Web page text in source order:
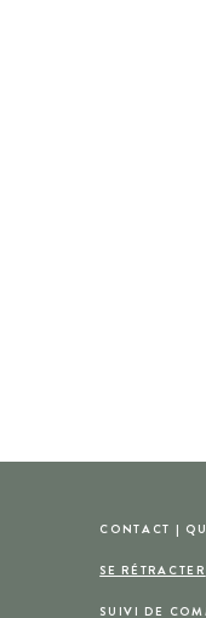
CONTACT |
SE RÉTRACTER
SUIVI DE